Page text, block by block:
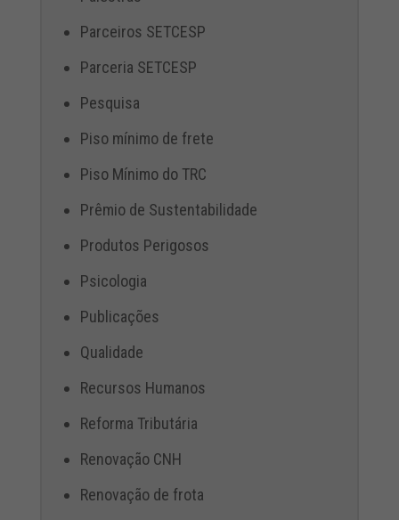
Parceiros SETCESP
Parceria SETCESP
Pesquisa
Piso mínimo de frete
Piso Mínimo do TRC
Prêmio de Sustentabilidade
Produtos Perigosos
Psicologia
Publicações
Qualidade
Recursos Humanos
Reforma Tributária
Renovação CNH
Renovação de frota